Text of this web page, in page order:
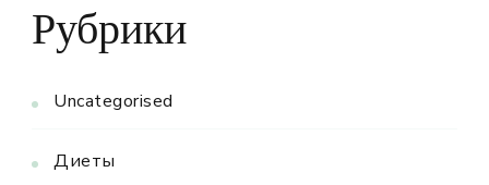
Рубрики
Uncategorised
Диеты